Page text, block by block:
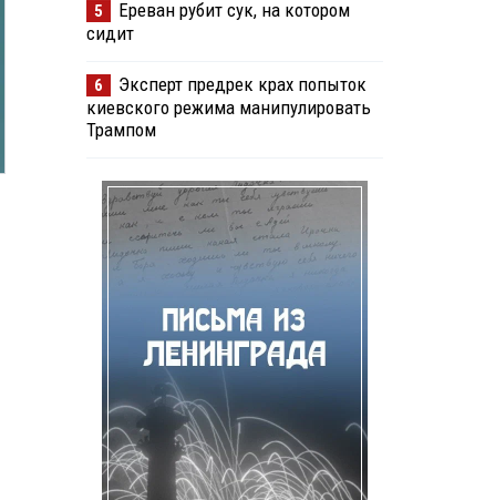
5
Ереван рубит сук, на котором
сидит
6
Эксперт предрек крах попыток
киевского режима манипулировать
Трампом